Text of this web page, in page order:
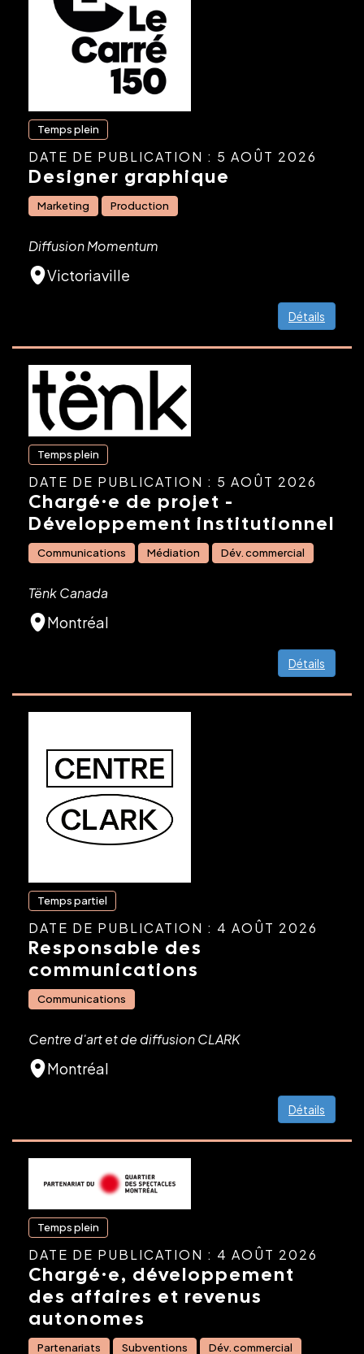
Temps plein
DATE DE PUBLICATION : 5 AOÛT 2026
Designer graphique
Marketing Production
Diffusion Momentum
Victoriaville
Détails
Temps plein
DATE DE PUBLICATION : 5 AOÛT 2026
Chargé·e de projet -
Développement institutionnel
Communications Médiation Dév. commercial
Tënk Canada
Montréal
Détails
Temps partiel
DATE DE PUBLICATION : 4 AOÛT 2026
Responsable des
communications
Communications
Centre d'art et de diffusion CLARK
Montréal
Détails
Temps plein
DATE DE PUBLICATION : 4 AOÛT 2026
Chargé·e, développement
des affaires et revenus
autonomes
Partenariats Subventions Dév. commercial